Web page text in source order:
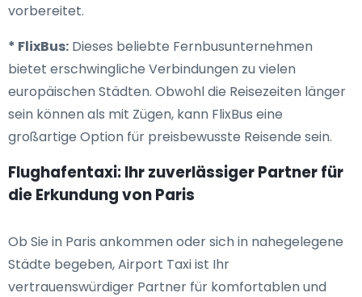
vorbereitet.
* FlixBus: Dieses beliebte Fernbusunternehmen
bietet erschwingliche Verbindungen zu vielen
europäischen Städten. Obwohl die Reisezeiten länger
sein können als mit Zügen, kann FlixBus eine
großartige Option für preisbewusste Reisende sein.
Flughafentaxi: Ihr zuverlässiger Partner für
die Erkundung von Paris
Ob Sie in Paris ankommen oder sich in nahegelegene
Städte begeben, Airport Taxi ist Ihr
vertrauenswürdiger Partner für komfortablen und